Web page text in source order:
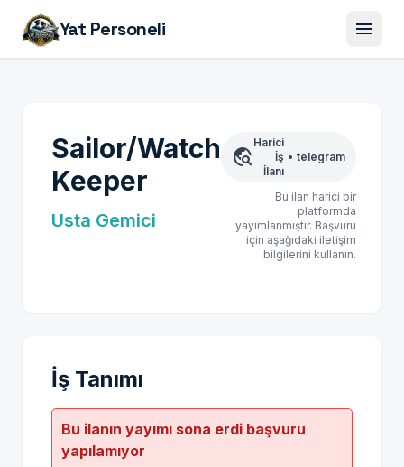
Yat Personeli menu
Sailor/Watch
Keeper
Usta Gemici
travel_explore
Harici
İş
İlanı
• telegram
Bu ilan harici bir
platformda
yayımlanmıştır. Başvuru
için aşağıdaki iletişim
bilgilerini kullanın.
İş Tanımı
Bu ilanın yayımı sona erdi başvuru
yapılamıyor